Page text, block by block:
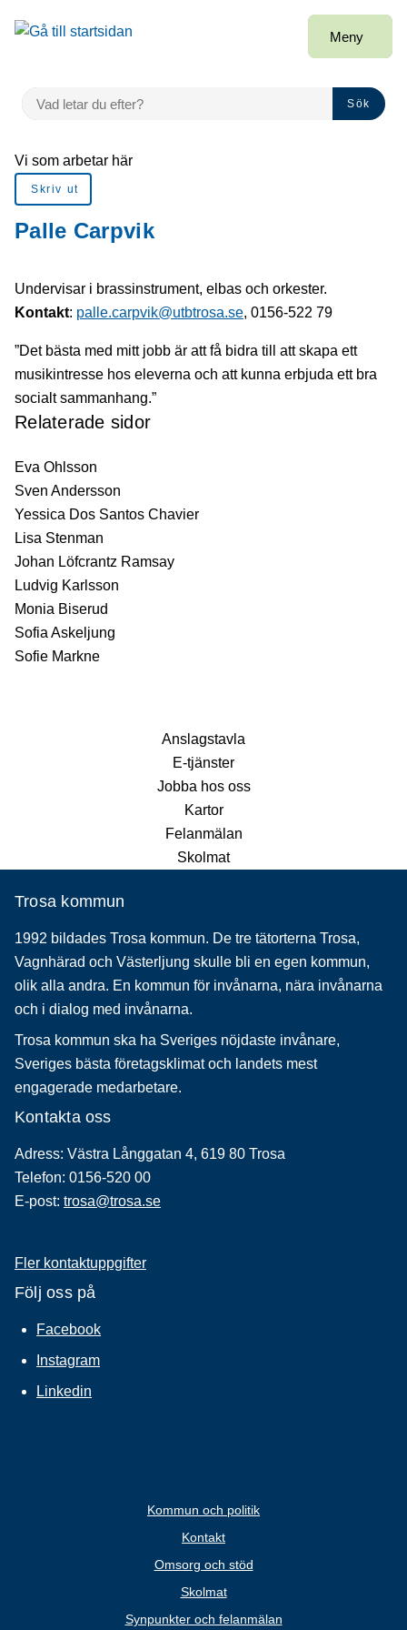
Gå till innehåll
till sidomeny
Meny
VAD LETAR DU EFTER?
Sök
Du är här:
Vi som arbetar här
Skriv ut
Palle Carpvik
Undervisar i brassinstrument, elbas och orkester.
Kontakt: palle.carpvik@utbtrosa.se, 0156-522 79
”Det bästa med mitt jobb är att få bidra till att skapa ett
musikintresse hos eleverna och att kunna erbjuda ett bra
socialt sammanhang.”
Relaterade sidor
Eva Ohlsson
Sven Andersson
Yessica Dos Santos Chavier
Lisa Stenman
Johan Löfcrantz Ramsay
Ludvig Karlsson
Monia Biserud
Sofia Askeljung
Sofie Markne
Anslagstavla
E-tjänster
Jobba hos oss
Kartor
Felanmälan
Skolmat
Trosa kommun
1992 bildades Trosa kommun. De tre tätorterna Trosa,
Vagnhärad och Västerljung skulle bli en egen kommun,
olik alla andra. En kommun för invånarna, nära invånarna
och i dialog med invånarna.
Trosa kommun ska ha Sveriges nöjdaste invånare,
Sveriges bästa företagsklimat och landets mest
engagerade medarbetare.
Kontakta oss
Adress: Västra Långgatan 4, 619 80 Trosa
Telefon: 0156-520 00
E-post: trosa@trosa.se
Fler kontaktuppgifter
Följ oss på
Facebook
Instagram
Linkedin
Kommun och politik
Kontakt
Omsorg och stöd
Skolmat
Synpunkter och felanmälan